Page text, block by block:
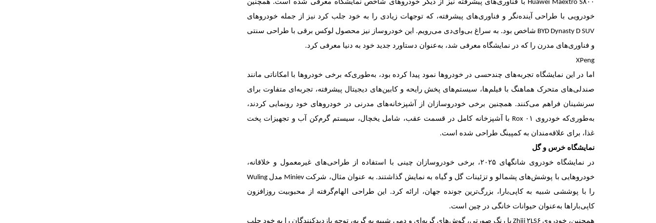
Huawei Maextro S۸۰۰
خودرویی با طراحی آینده‌نگر و فناوری‌های پیشرفته، که توجهات زیادی را به خود جلب کرد نیز از جمله خودروهای
شاخص بود. به سراغ بی‌وای‌دی می‌رویم. این خودروساز نیز محصول BYD Dynasty D SUV
لوکس برقی با طراحی سنتی
و فناوری‌های مدرن را که در نمایشگاه معرفی شد، به‌عنوان دستاورد جدید خود به دنیا معرفی کرد.
XPeng
اما در این نمایشگاه تجربه‌های چندحسی در خودروها نمود پیدا کرده بود، به‌طوری‌که برخی خودروها با امکاناتی مانند
صندلی‌های متحرک هماهنگ با فیلم‌ها، سیستم‌های پخش رایحه و کابین‌های دیجیتال پیشرفته، تجربه‌ای متفاوت برای
سرنشینان فراهم می‌کنند. همچنین برخی خودروسازان از آشپزخانه‌های مدرنی در خودروهای خود رونمایی کردند،
به‌طوری‌که خودروی
با آشپزخانه کامل در قسمت عقب، شامل یخچال، سیستم گرم‌کن آب و تجهیزات پخت
غذا، برای علاقه‌مندان به کمپینگ طراحی شده است.
نمایشگاه خرس و گل
در نمایشگاه خودروی شانگهای ۲۰۲۵، برخی خودروسازان چینی با استفاده از طراحی‌های غیرمعمول و خلاقانه،
خودروهایی با پوشش‌های پشمالو و تزئینات گل و گیاه به نمایش گذاشتند. به عنوان مثال، شرکت Wuling مدل Miniev
را با پوششی شبیه به کاپی‌بارا، بزرگ‌ترین جونده جهان، ارائه کرد. این طراحی الهام‌گرفته از محبوبیت روزافزون
کاپی‌باراها به‌عنوان حیوانات خانگی در چین است.
همچنین، خودروی با رنگ صورتی، گوش‌های گربه‌ای و دمی شبیه به گربه، توجه بازدیدکنندگان را به خود جلب